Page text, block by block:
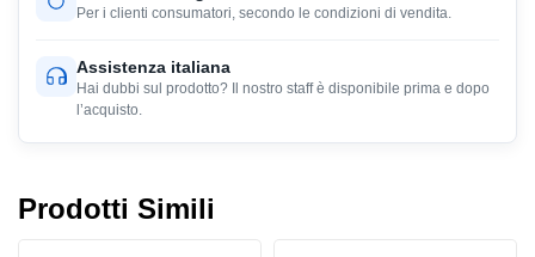
Per i clienti consumatori, secondo le condizioni di vendita.
Assistenza italiana
Hai dubbi sul prodotto? Il nostro staff è disponibile prima e dopo
l’acquisto.
Prodotti Simili